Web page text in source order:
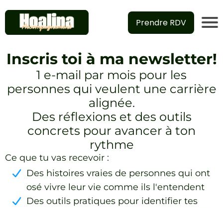
Prendre RDV
Inscris toi à ma newsletter!
1 e-mail par mois pour les
personnes qui veulent une carrière
alignée.
Des réflexions et des outils
concrets pour avancer à ton
rythme
Ce que tu vas recevoir :
Des histoires vraies de personnes qui ont
osé vivre leur vie comme ils l'entendent
Des outils pratiques pour identifier tes